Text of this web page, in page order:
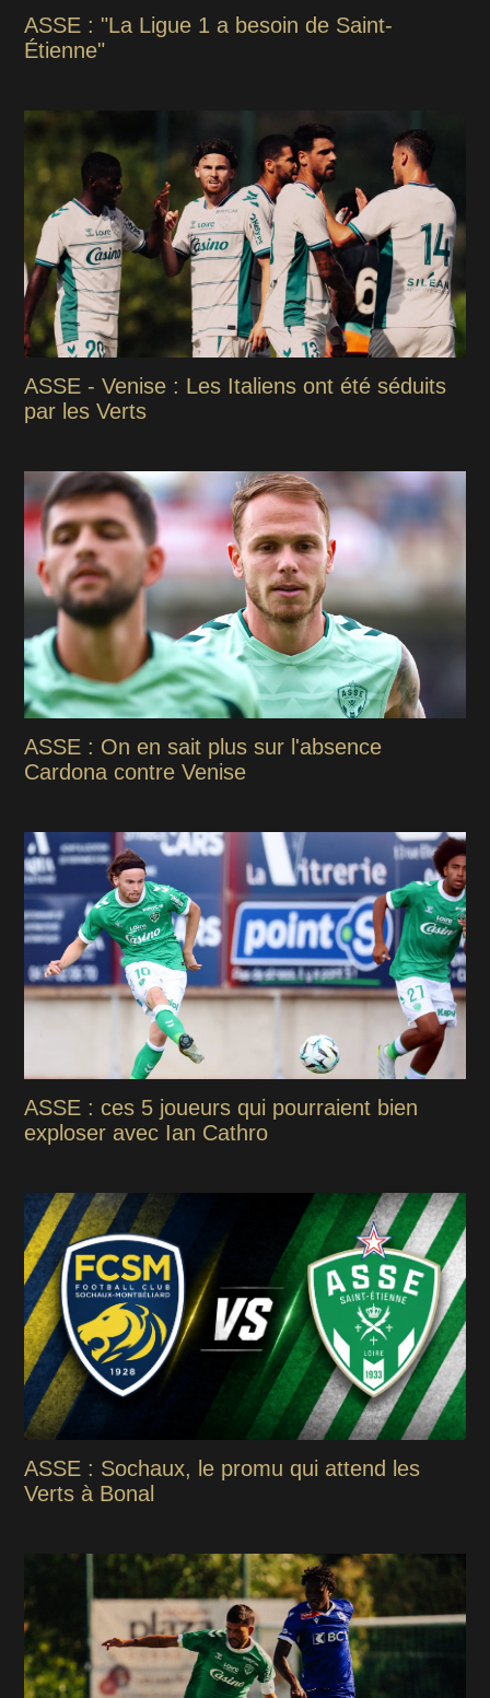
ASSE : "La Ligue 1 a besoin de Saint-
Étienne"
ASSE - Venise : Les Italiens ont été séduits
par les Verts
ASSE : On en sait plus sur l'absence
Cardona contre Venise
ASSE : ces 5 joueurs qui pourraient bien
exploser avec Ian Cathro
ASSE : Sochaux, le promu qui attend les
Verts à Bonal